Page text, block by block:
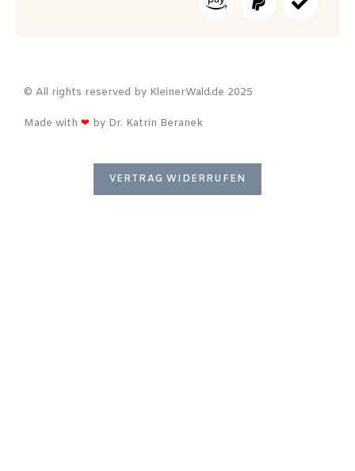
© All rights reserved by KleinerWald.de 2025
Made with ❤ by Dr. Katrin Beranek
VERTRAG WIDERRUFEN